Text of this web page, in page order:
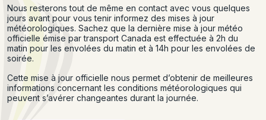
Nous resterons tout de même en contact avec vous quelques
jours avant pour vous tenir informez des mises à jour
météorologiques. Sachez que la dernière mise à jour météo
officielle émise par transport Canada est effectuée à 2h du
matin pour les envolées du matin et à 14h pour les envolées de
soirée.
Cette mise à jour officielle nous permet d’obtenir de meilleures
informations concernant les conditions météorologiques qui
peuvent s’avérer changeantes durant la journée.